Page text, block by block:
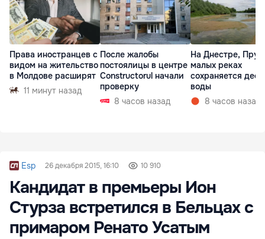
Права иностранцев с
видом на жительство
в Молдове расширят
11 минут назад
После жалобы
постоялицы в центре
Constructorul начали
проверку
8 часов назад
На Днестре,
малых реках
сохраняется
воды
8 часов назад
Esp 26 декабря 2015, 16:10 10 910
Кандидат в премьеры Ион
Стурза встретился в Бельцах с
примаром Ренато Усатым